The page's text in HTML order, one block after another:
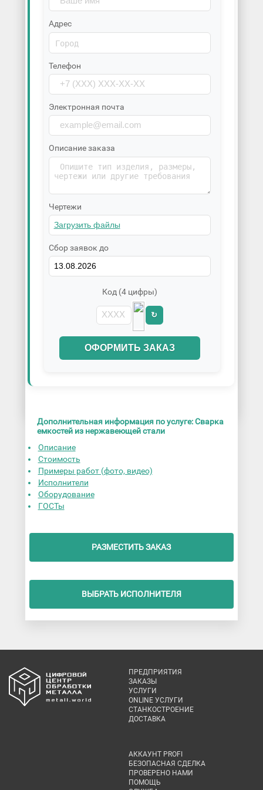
Адрес
Телефон
Электронная почта
Описание заказа
Чертежи
Сбор заявок до
Код (4 цифры)
↻
ОФОРМИТЬ ЗАКАЗ
Дополнительная информация по услуге: Сварка
емкостей из нержавеющей стали
Описание
Стоимость
Примеры работ (фото, видео)
Исполнители
Оборудование
ГОСТы
РАЗМЕСТИТЬ ЗАКАЗ
ВЫБРАТЬ ИСПОЛНИТЕЛЯ
ПРЕДПРИЯТИЯ
ЗАКАЗЫ
УСЛУГИ
ONLINE УСЛУГИ
СТАНКОСТРОЕНИЕ
ДОСТАВКА
АККАУНТ PROFI
БЕЗОПАСНАЯ СДЕЛКА
ПРОВЕРЕНО НАМИ
ПОМОЩЬ